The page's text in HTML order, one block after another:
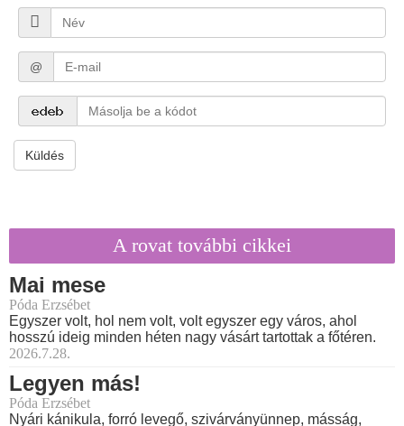
@
Küldés
A rovat további cikkei
Mai mese
Póda Erzsébet
Egyszer volt, hol nem volt, volt egyszer egy város, ahol
hosszú ideig minden héten nagy vásárt tartottak a főtéren.
2026.7.28.
Legyen más!
Póda Erzsébet
Nyári kánikula, forró levegő, szivárványünnep, másság,